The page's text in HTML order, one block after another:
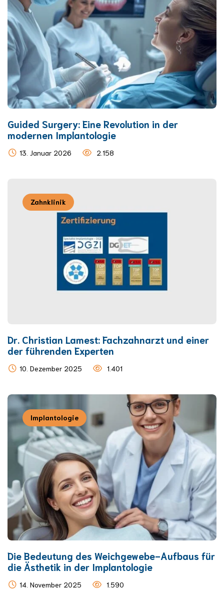
Guided Surgery: Eine Revolution in der
modernen Implantologie
13. Januar 2026 2.158
Zahnklinik
Dr. Christian Lamest: Fachzahnarzt und einer
der führenden Experten
10. Dezember 2025 1.401
Implantologie
Die Bedeutung des Weichgewebe-Aufbaus für
die Ästhetik in der Implantologie
14. November 2025 1.590